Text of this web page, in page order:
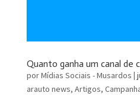
Quanto ganha um canal de
porMídias Sociais - Musardos |
arauto news, Artigos,